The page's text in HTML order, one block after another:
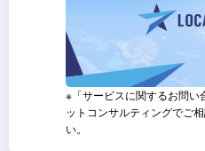
※「サービスに関するお問い
ットコンサルティングでご
い。